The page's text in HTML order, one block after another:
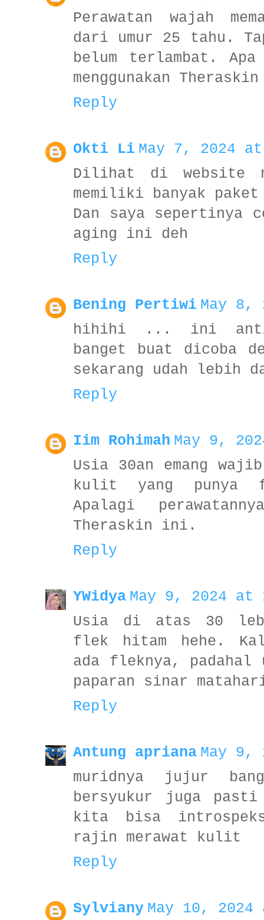
Perawatan wajah
dari umur 25 tahu.
belum terlambat.
menggunakan Theraskin
Reply
Okti Li May 7, 2024 at
Dilihat di website
memiliki banyak
Dan saya sepertinya
aging ini deh
Reply
Bening Pertiwi May 8,
hihihi ... ini anti
banget buat dicoba
sekarang udah lebih
Reply
Iim Rohimah May 9,
Usia 30an emang
kulit yang punya
Apalagi
Theraskin ini.
Reply
YWidya May 9, 2024 at
Usia di atas 30
flek hitam hehe.
ada fleknya, padahal
paparan sinar
Reply
Antung apriana May 9,
muridnya jujur
bersyukur juga
kita bisa
rajin merawat kulit
Reply
Sylviany May 10, 2024